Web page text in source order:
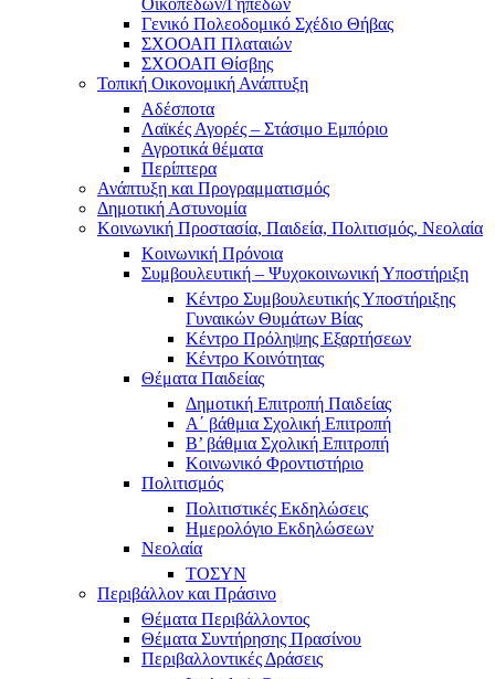
Οικοπέδων/Γηπέδων
Γενικό Πολεοδομικό Σχέδιο Θήβας
ΣΧΟΟΑΠ Πλαταιών
ΣΧΟΟΑΠ Θίσβης
Τοπική Οικονομική Ανάπτυξη
Αδέσποτα
Λαϊκές Αγορές – Στάσιμο Εμπόριο
Αγροτικά θέματα
Περίπτερα
Ανάπτυξη και Προγραμματισμός
Δημοτική Αστυνομία
Κοινωνική Προστασία, Παιδεία, Πολιτισμός, Νεολαία
Κοινωνική Πρόνοια
Συμβουλευτική – Ψυχοκοινωνική Υποστήριξη
Κέντρο Συμβουλευτικής Υποστήριξης
Γυναικών Θυμάτων Βίας
Κέντρο Πρόληψης Εξαρτήσεων
Κέντρο Κοινότητας
Θέματα Παιδείας
Δημοτική Επιτροπή Παιδείας
Α΄ βάθμια Σχολική Επιτροπή
B’ βάθμια Σχολική Επιτροπή
Κοινωνικό Φροντιστήριο
Πολιτισμός
Πολιτιστικές Εκδηλώσεις
Ημερολόγιο Εκδηλώσεων
Νεολαία
ΤΟΣΥΝ
Περιβάλλον και Πράσινο
Θέματα Περιβάλλοντος
Θέματα Συντήρησης Πρασίνου
Περιβαλλοντικές Δράσεις